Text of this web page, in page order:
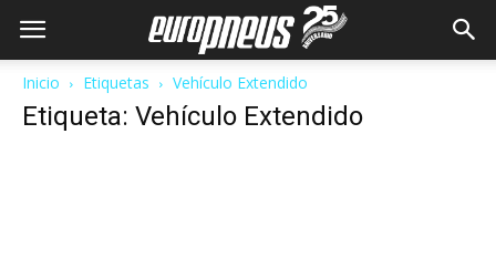
Inicio Etiquetas Vehículo Extendido
Etiqueta: Vehículo Extendido